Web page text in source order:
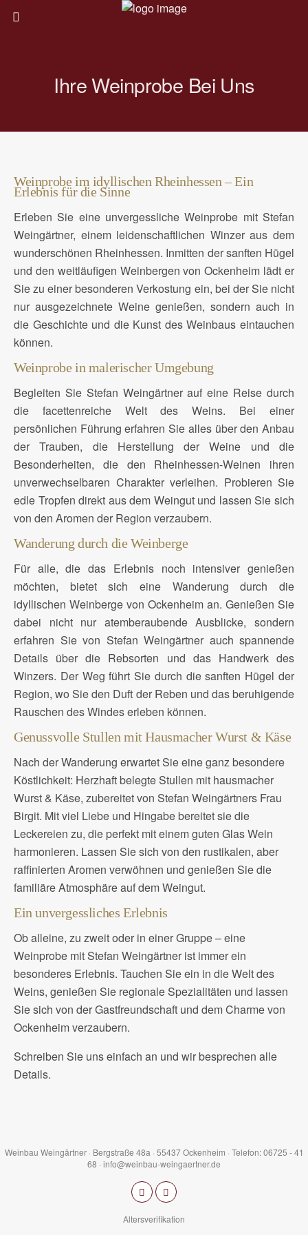
Ihre Weinprobe Bei Uns
Weinprobe im idyllischen Rheinhessen – Ein
Erlebnis für die Sinne
Erleben Sie eine unvergessliche Weinprobe mit Stefan
Weingärtner, einem leidenschaftlichen Winzer aus dem
wunderschönen Rheinhessen. Inmitten der sanften Hügel
und den weitläufigen Weinbergen von Ockenheim lädt er
Sie zu einer besonderen Verkostung ein, bei der Sie nicht
nur ausgezeichnete Weine genießen, sondern auch in
die Geschichte und die Kunst des Weinbaus eintauchen
können.
Weinprobe in malerischer Umgebung
Begleiten Sie Stefan Weingärtner auf eine Reise durch
die facettenreiche Welt des Weins. Bei einer
persönlichen Führung erfahren Sie alles über den Anbau
der Trauben, die Herstellung der Weine und die
Besonderheiten, die den Rheinhessen-Weinen ihren
unverwechselbaren Charakter verleihen. Probieren Sie
edle Tropfen direkt aus dem Weingut und lassen Sie sich
von den Aromen der Region verzaubern.
Wanderung durch die Weinberge
Für alle, die das Erlebnis noch intensiver genießen
möchten, bietet sich eine Wanderung durch die
idyllischen Weinberge von Ockenheim an. Genießen Sie
dabei nicht nur atemberaubende Ausblicke, sondern
erfahren Sie von Stefan Weingärtner auch spannende
Details über die Rebsorten und das Handwerk des
Winzers. Der Weg führt Sie durch die sanften Hügel der
Region, wo Sie den Duft der Reben und das beruhigende
Rauschen des Windes erleben können.
Genussvolle Stullen mit Hausmacher Wurst & Käse
Nach der Wanderung erwartet Sie eine ganz besondere
Köstlichkeit: Herzhaft belegte Stullen mit hausmacher
Wurst & Käse, zubereitet von Stefan Weingärtners Frau
Birgit. Mit viel Liebe und Hingabe bereitet sie die
Leckereien zu, die perfekt mit einem guten Glas Wein
harmonieren. Lassen Sie sich von den rustikalen, aber
raffinierten Aromen verwöhnen und genießen Sie die
familiäre Atmosphäre auf dem Weingut.
Ein unvergessliches Erlebnis
Ob alleine, zu zweit oder in einer Gruppe – eine
Weinprobe mit Stefan Weingärtner ist immer ein
besonderes Erlebnis. Tauchen Sie ein in die Welt des
Weins, genießen Sie regionale Spezialitäten und lassen
Sie sich von der Gastfreundschaft und dem Charme von
Ockenheim verzaubern.
Schreiben Sie uns einfach an und wir besprechen alle
Details.
Weinbau Weingärtner · Bergstraße 48a · 55437 Ockenheim · Telefon: 06725 - 41
68 · info@weinbau-weingaertner.de
Altersverifikation